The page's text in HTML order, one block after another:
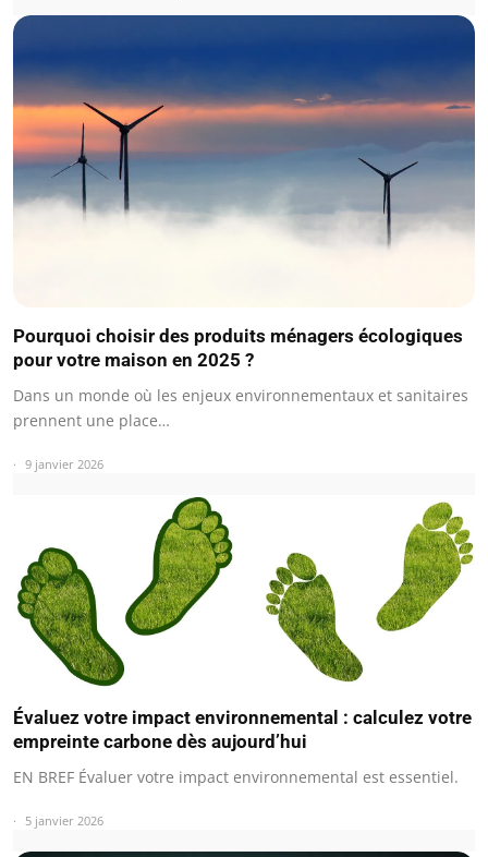
Pourquoi choisir des produits ménagers écologiques
pour votre maison en 2025 ?
Dans un monde où les enjeux environnementaux et sanitaires
prennent une place…
9 janvier 2026
Évaluez votre impact environnemental : calculez votre
empreinte carbone dès aujourd’hui
EN BREF Évaluer votre impact environnemental est essentiel.
5 janvier 2026